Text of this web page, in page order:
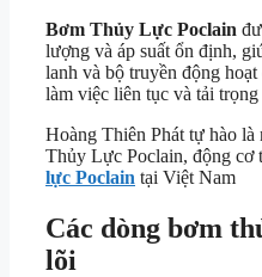
Bơm Thủy Lực Poclain
lượng và áp suất ổn định,
lanh và bộ truyền động
làm việc liên tục và tải trọng
Hoàng Thiên Phát tự hào
Thủy Lực Poclain, động cơ
lực Poclain tại Việt Nam
Các dòng bơm
lõi